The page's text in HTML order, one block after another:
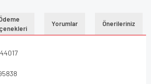
Yorumlar Önerileriniz